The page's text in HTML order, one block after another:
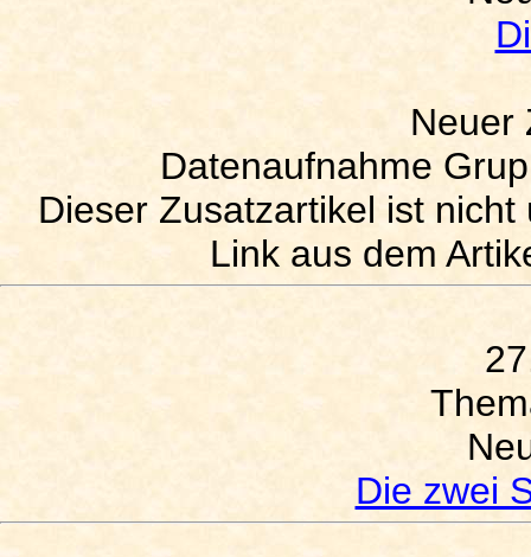
Neuer
Datenaufnahme
Dieser Zusatzartikel ist
Link aus dem
Die zwei